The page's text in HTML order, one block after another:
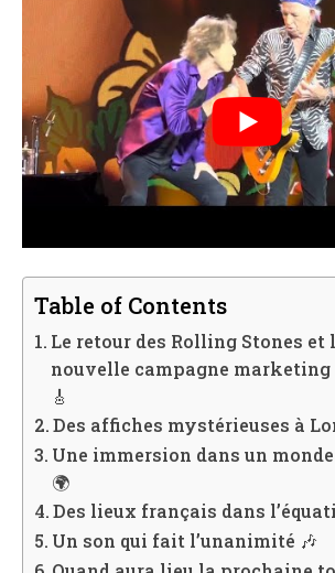
Table of Contents
Le retour des Rolling Stones et
nouvelle campagne
🎸
Des affiches mystérieuses à
Une immersion dans un
🌍
Des lieux français dans
Un son qui fait l’unanimité 🎶